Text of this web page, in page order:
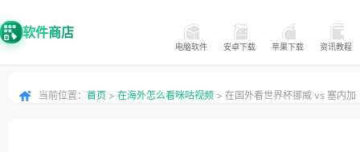
软件商店
电脑软件 安卓下载 苹果下载 资讯教程
当前位置： 首页 > 在海外怎么看咪咕视频 > 在国外看世界杯挪威 vs 塞内加